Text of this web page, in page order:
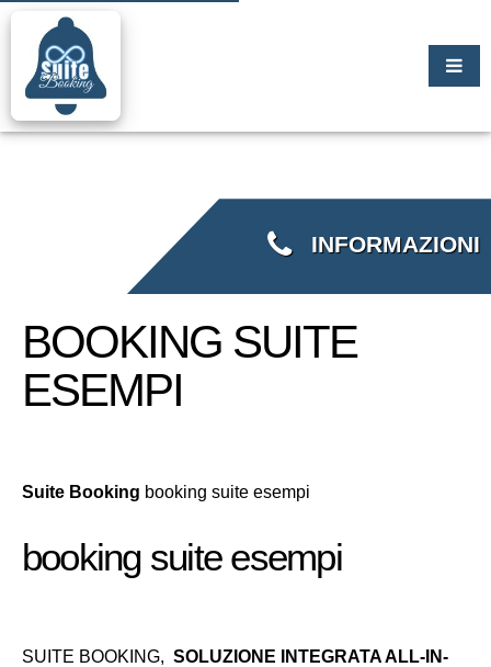
INFORMAZIONI
BOOKING SUITE
ESEMPI
Suite Booking booking suite esempi
booking suite esempi
SUITE BOOKING, SOLUZIONE INTEGRATA ALL-IN-